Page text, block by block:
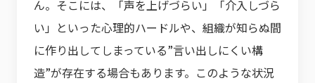
ん。そこには、「声を上げづらい」「介入しづら
い」といった心理的ハードルや、組織が知らぬ間
に作り出してしまっている”言い出しにくい構
造”が存在する場合もあります。このような状況